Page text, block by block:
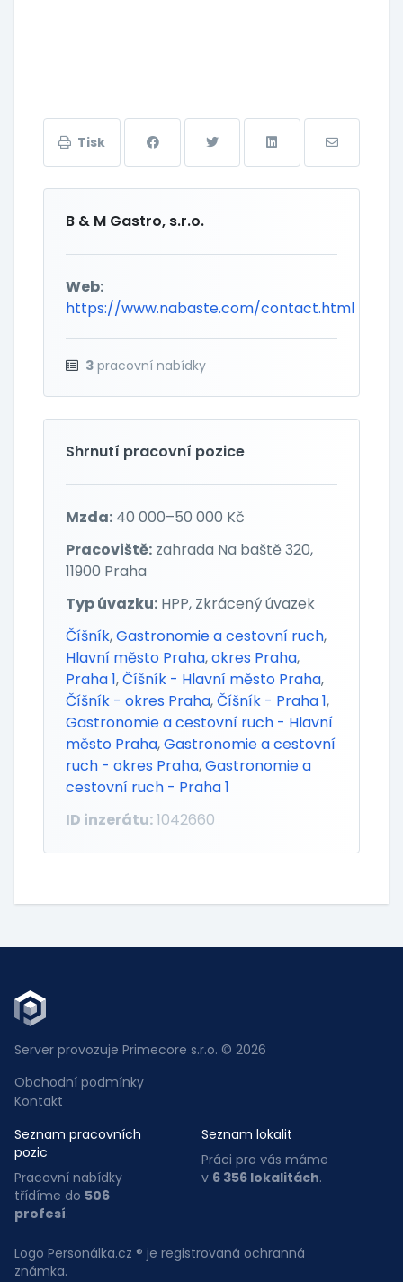
Tisk
B & M Gastro, s.r.o.
Web:
https://www.nabaste.com/contact.html
3 pracovní nabídky
Shrnutí pracovní pozice
Mzda: 40 000–50 000 Kč
Pracoviště: zahrada Na baště 320,
11900 Praha
Typ úvazku: HPP, Zkrácený úvazek
Číšník,Gastronomie a cestovní ruch,
Hlavní město Praha,okres Praha,
Praha 1,Číšník - Hlavní město Praha,
Číšník - okres Praha,Číšník - Praha 1,
Gastronomie a cestovní ruch - Hlavní
město Praha,Gastronomie a cestovní
ruch - okres Praha,Gastronomie a
cestovní ruch - Praha 1
ID inzerátu:1042660
Server provozuje Primecore s.r.o. © 2026
Obchodní podmínky
Kontakt
Seznam pracovních
pozic
Pracovní nabídky
třídíme do 506
profesí.
Seznam lokalit
Práci pro vás máme
v 6 356 lokalitách.
Logo Personálka.cz ® je registrovaná ochranná
známka.